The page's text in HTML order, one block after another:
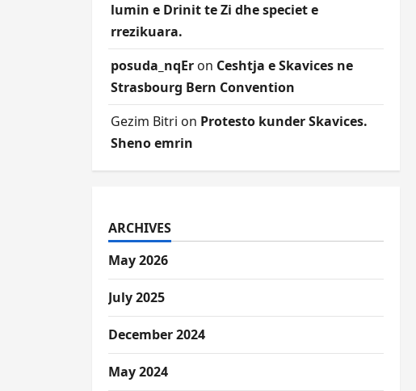
lumin e Drinit te Zi dhe speciet e
rrezikuara.
posuda_nqEron Ceshtja e Skavices ne
Strasbourg Bern Convention
Gezim Bitri on Protesto kunder Skavices.
Sheno emrin
ARCHIVES
May 2026
July 2025
December 2024
May 2024